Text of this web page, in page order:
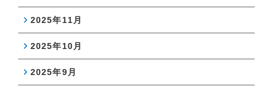
2025年11月
2025年10月
2025年9月